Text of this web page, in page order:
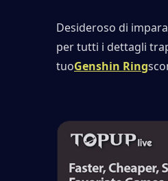
Desideroso di
per tutti i dettagli
tuoGenshin Ring